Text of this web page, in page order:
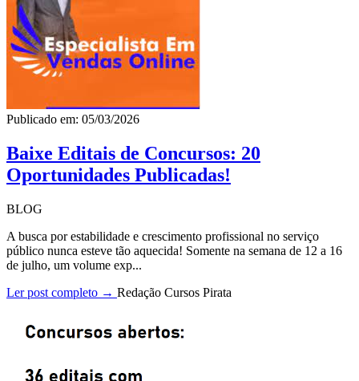
Publicado em: 05/03/2026
Baixe Editais de Concursos: 20
Oportunidades Publicadas!
BLOG
A busca por estabilidade e crescimento profissional no serviço
público nunca esteve tão aquecida! Somente na semana de 12 a 16
de julho, um volume exp...
Ler post completo → Redação Cursos Pirata